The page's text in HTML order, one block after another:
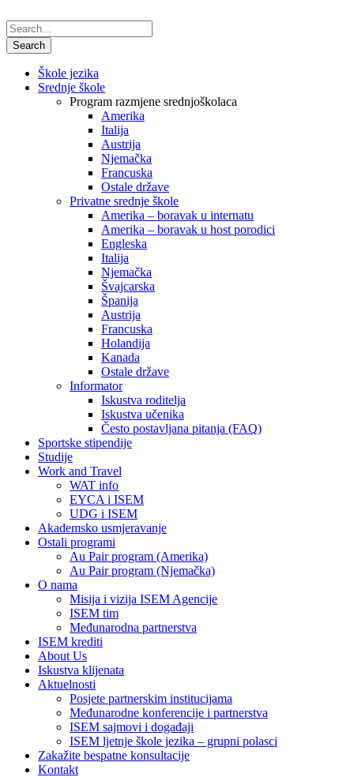
Škole jezika
Srednje škole
Program razmjene srednjoškolaca
Amerika
Italija
Austrija
Njemačka
Francuska
Ostale države
Privatne srednje škole
Amerika – boravak u internatu
Amerika – boravak u host porodici
Engleska
Italija
Njemačka
Švajcarska
Španija
Austrija
Francuska
Holandija
Kanada
Ostale države
Informator
Iskustva roditelja
Iskustva učenika
Često postavljana pitanja (FAQ)
Sportske stipendije
Studije
Work and Travel
WAT info
EYCA i ISEM
UDG i ISEM
Akademsko usmjeravanje
Ostali programi
Au Pair program (Amerika)
Au Pair program (Njemačka)
O nama
Misija i vizija ISEM Agencije
ISEM tim
Međunarodna partnerstva
ISEM krediti
About Us
Iskustva klijenata
Aktuelnosti
Posjete partnerskim institucijama
Međunarodne konferencije i partnerstva
ISEM sajmovi i događaji
ISEM ljetnje škole jezika – grupni polasci
Zakažite bespatne konsultacije
Kontakt